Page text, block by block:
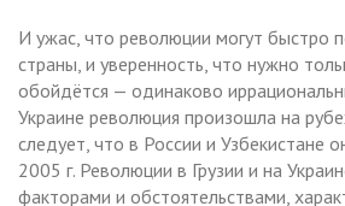
И ужас, что революции могут быстро
страны, и уверенность, что нужно
обойдётся — одинаково
Украине революция произошла на
следует, что в России и Узбекистане
2005 г. Революции в Грузии и на
факторами и обстоятельствами,